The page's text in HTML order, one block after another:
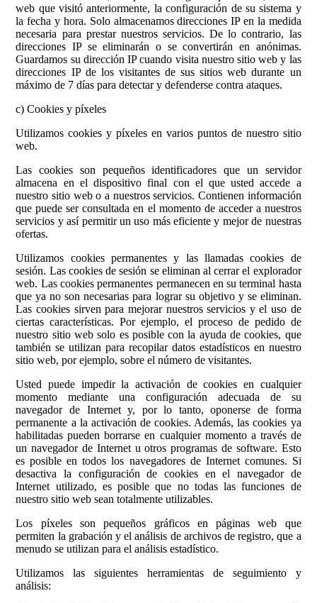
web que visitó anteriormente, la configuración de su sistema y
la fecha y hora. Solo almacenamos direcciones IP en la medida
necesaria para prestar nuestros servicios. De lo contrario, las
direcciones IP se eliminarán o se convertirán en anónimas.
Guardamos su dirección IP cuando visita nuestro sitio web y las
direcciones IP de los visitantes de sus sitios web durante un
máximo de 7 días para detectar y defenderse contra ataques.
c) Cookies y píxeles
Utilizamos cookies y píxeles en varios puntos de nuestro sitio
web.
Las cookies son pequeños identificadores que un servidor
almacena en el dispositivo final con el que usted accede a
nuestro sitio web o a nuestros servicios. Contienen información
que puede ser consultada en el momento de acceder a nuestros
servicios y así permitir un uso más eficiente y mejor de nuestras
ofertas.
Utilizamos cookies permanentes y las llamadas cookies de
sesión. Las cookies de sesión se eliminan al cerrar el explorador
web. Las cookies permanentes permanecen en su terminal hasta
que ya no son necesarias para lograr su objetivo y se eliminan.
Las cookies sirven para mejorar nuestros servicios y el uso de
ciertas características. Por ejemplo, el proceso de pedido de
nuestro sitio web solo es posible con la ayuda de cookies, que
también se utilizan para recopilar datos estadísticos en nuestro
sitio web, por ejemplo, sobre el número de visitantes.
Usted puede impedir la activación de cookies en cualquier
momento mediante una configuración adecuada de su
navegador de Internet y, por lo tanto, oponerse de forma
permanente a la activación de cookies. Además, las cookies ya
habilitadas pueden borrarse en cualquier momento a través de
un navegador de Internet u otros programas de software. Esto
es posible en todos los navegadores de Internet comunes. Si
desactiva la configuración de cookies en el navegador de
Internet utilizado, es posible que no todas las funciones de
nuestro sitio web sean totalmente utilizables.
Los píxeles son pequeños gráficos en páginas web que
permiten la grabación y el análisis de archivos de registro, que a
menudo se utilizan para el análisis estadístico.
Utilizamos las siguientes herramientas de seguimiento y
análisis: